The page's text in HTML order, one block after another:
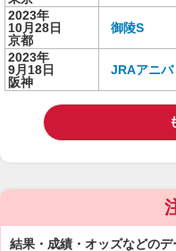
2023年
10月28日
京都
御陵S
2023年
9月18日
阪神
JRAアニバ
結果・成績・オッズなどの